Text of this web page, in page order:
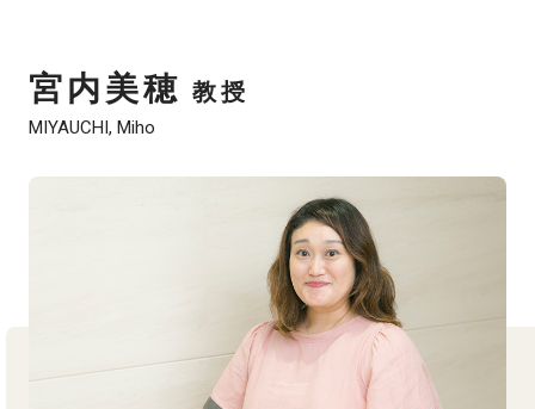
宮内美穂 教授
MIYAUCHI, Miho